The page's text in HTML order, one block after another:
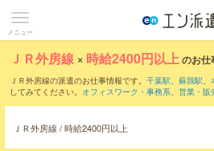
メニュー
ＪＲ外房線 × 時給2400円以上のお仕
ＪＲ外房線の派遣のお仕事情報です。 千葉駅、 蘇我駅、
してみてください。 オフィスワーク・事務系、 営業・販
ＪＲ外房線 / 時給2400円以上